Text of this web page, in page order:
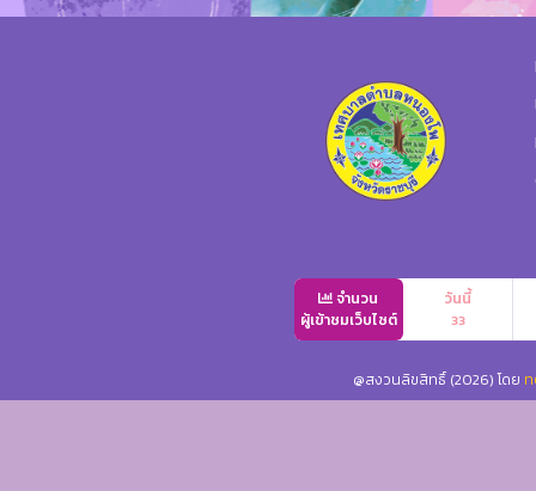
จำนวน
ผู้เข้าชมเว็บไซต์
วันนี้
33
@สงวนลิขสิทธิ์ (2026) โดย